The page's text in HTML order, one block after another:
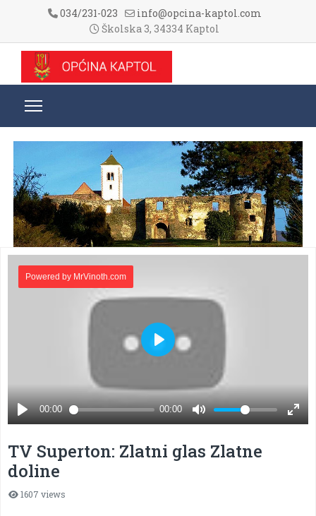
034/231-023
info@opcina-kaptol.com
Školska 3, 34334 Kaptol
TV Superton: Zlatni glas Zlatne
doline
1607 views